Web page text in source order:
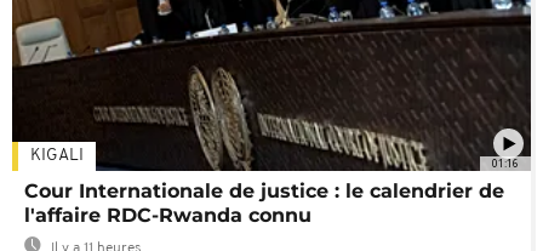
01:16
KIGALI
Cour Internationale de justice : le calendrier de
l'affaire RDC-Rwanda connu